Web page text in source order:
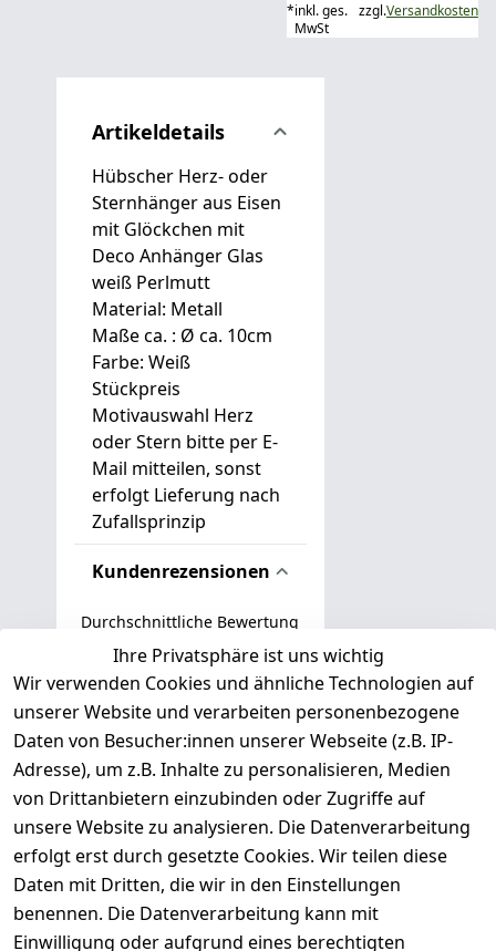
*inkl. ges.
MwSt
zzgl.Versandkosten
Artikeldetails
Hübscher Herz- oder
Sternhänger aus Eisen
mit Glöckchen mit
Deco Anhänger Glas
weiß Perlmutt
Material: Metall
Maße ca. : Ø ca. 10cm
Farbe: Weiß
Stückpreis
Motivauswahl Herz
oder Stern bitte per E-
Mail mitteilen, sonst
erfolgt Lieferung nach
Zufallsprinzip
Kundenrezensionen
Durchschnittliche Bewertung
0
Basierend auf 0 Bewertung(en)
Bewertung abgeben
5
( 0
)
4
( 0
)
3
( 0
)
( 0
Ihre Privatsphäre ist uns wichtig
Wir verwenden Cookies und ähnliche Technologien auf
unserer Website und verarbeiten personenbezogene
Daten von Besucher:innen unserer Webseite (z.B. IP-
Adresse), um z.B. Inhalte zu personalisieren, Medien
von Drittanbietern einzubinden oder Zugriffe auf
unsere Website zu analysieren. Die Datenverarbeitung
erfolgt erst durch gesetzte Cookies. Wir teilen diese
Daten mit Dritten, die wir in den Einstellungen
benennen. Die Datenverarbeitung kann mit
Einwilligung oder aufgrund eines berechtigten